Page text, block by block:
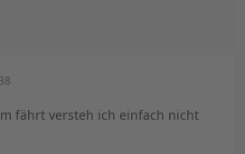
fährt versteh ich einfach nicht